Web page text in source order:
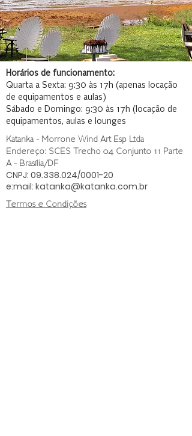
Horários de funcionamento:
Quarta a Sexta: 9:30 às 17h (apenas locação
de equipamentos e aulas)
Sábado e Domingo: 9:30 às 17h (locação de
equipamentos, aulas e lounges
Katanka - Morrone Wind Art Esp Ltda
Endereço: SCES Trecho 04 Conjunto 11 Parte
A - Brasília/DF
CNPJ: 09.338.024/0001-20
e:mail: katanka@katanka.com.br
Termos e Condições